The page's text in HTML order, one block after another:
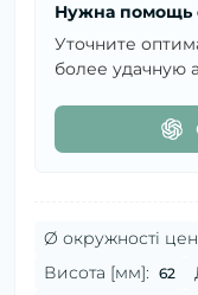
Нужна помощь
Уточните
более удачную
Ø окружності
Висота [мм]: 62